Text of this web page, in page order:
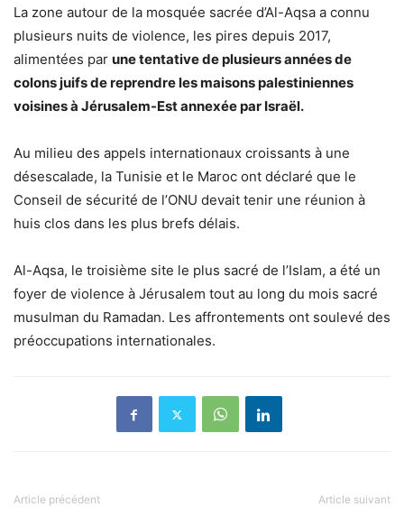
La zone autour de la mosquée sacrée d’Al-Aqsa a connu
plusieurs nuits de violence, les pires depuis 2017,
alimentées par une tentative de plusieurs années de
colons juifs de reprendre les maisons palestiniennes
voisines à Jérusalem-Est annexée par Israël.
Au milieu des appels internationaux croissants à une
désescalade, la Tunisie et le Maroc ont déclaré que le
Conseil de sécurité de l’ONU devait tenir une réunion à
huis clos dans les plus brefs délais.
Al-Aqsa, le troisième site le plus sacré de l’Islam, a été un
foyer de violence à Jérusalem tout au long du mois sacré
musulman du Ramadan. Les affrontements ont soulevé des
préoccupations internationales.
Article précédent Article suivant